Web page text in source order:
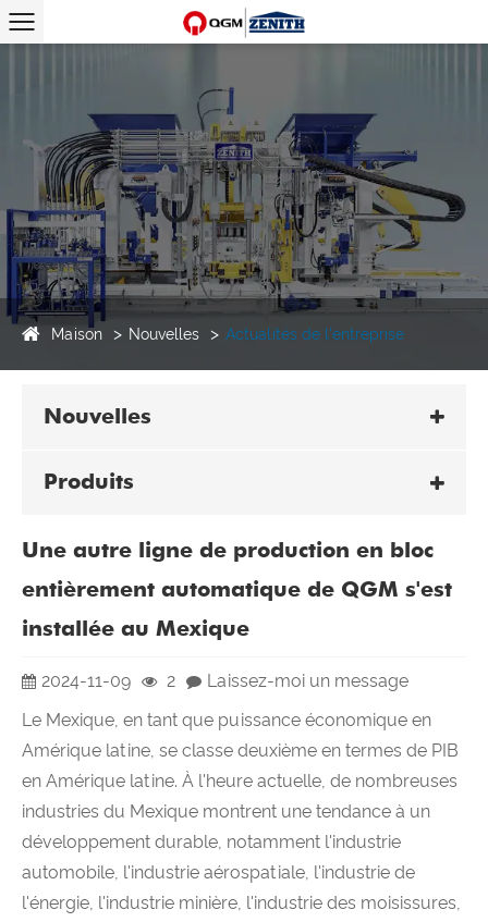
Maison Nouvelles Actualités de l'entreprise
Nouvelles
Produits
Une autre ligne de production en bloc
entièrement automatique de QGM s'est
installée au Mexique
2024-11-09 2
Laissez-moi un message
Le Mexique, en tant que puissance économique en
Amérique latine, se classe deuxième en termes de PIB
en Amérique latine. À l'heure actuelle, de nombreuses
industries du Mexique montrent une tendance à un
développement durable, notamment l'industrie
automobile, l'industrie aérospatiale, l'industrie de
l'énergie, l'industrie minière, l'industrie des moisissures,